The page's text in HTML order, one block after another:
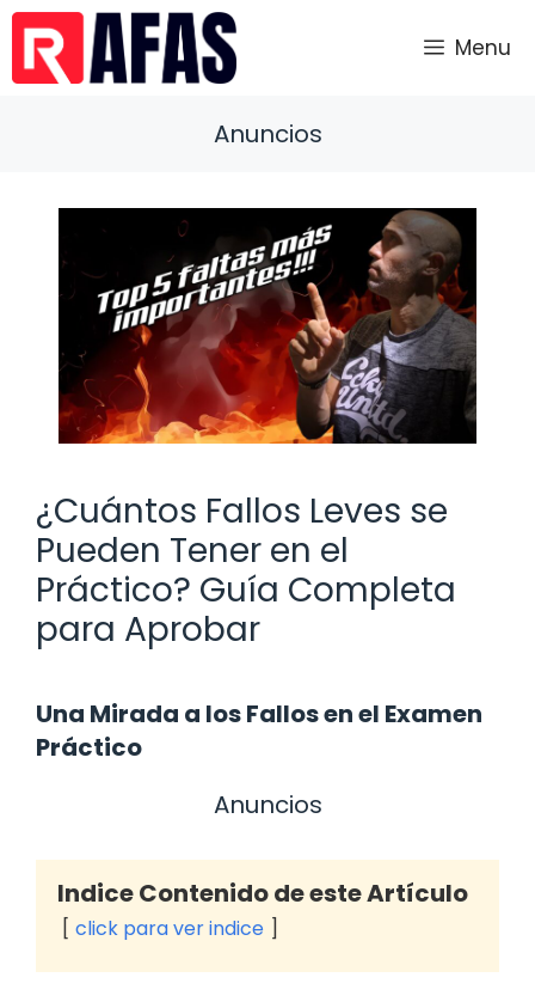
Saltar
contenido
Menu
Anuncios
¿Cuántos Fallos Leves se
Pueden Tener en el
Práctico? Guía Completa
para Aprobar
Una Mirada a los Fallos en el Examen
Práctico
Anuncios
Indice Contenido de este Artículo
click para ver indice